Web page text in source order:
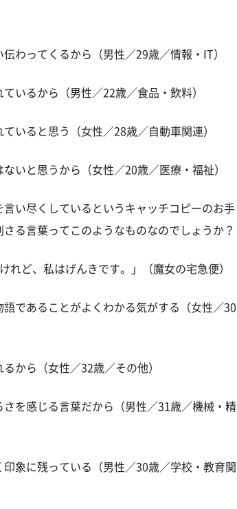
わってくるから（男性／29歳／情報・IT）
いるから（男性／22歳／食品・飲料）
いると思う（女性／28歳／自動車関連）
いと思うから（女性／20歳／医療・福祉）
い尽くしているというキャッチコピーのお手
る言葉ってこのようなものなのでしょうか？
ど、私はげんきです。」（魔女の宅急便）
語であることがよくわかる気がする（女性／30
から（女性／32歳／その他）
さを感じる言葉だから（男性／31歳／機械・精
象に残っている（男性／30歳／学校・教育関